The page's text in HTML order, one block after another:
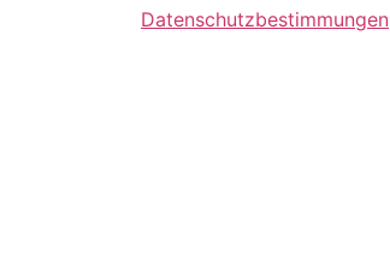
Datenschutzbestimmungen